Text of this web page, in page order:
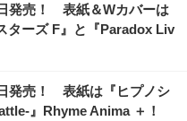
発売！ 表紙＆Wカバーは
ターズ F』と『Paradox Liv
発売！ 表紙は『ヒプノシ
』Rhyme Anima ＋！